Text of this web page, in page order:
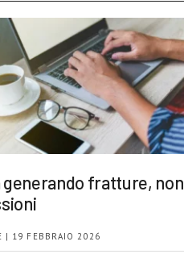
generando fratture, non
| 19 FEBBRAIO 2026